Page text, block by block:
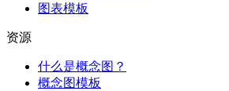
图表模板
资源
什么是概念图？
概念图模板